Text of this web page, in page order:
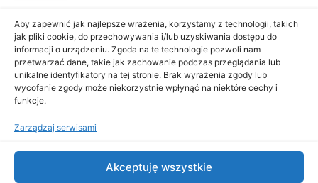
Aby zapewnić jak najlepsze wrażenia, korzystamy z technologii, takich
jak pliki cookie, do przechowywania i/lub uzyskiwania dostępu do
informacji o urządzeniu. Zgoda na te technologie pozwoli nam
przetwarzać dane, takie jak zachowanie podczas przeglądania lub
unikalne identyfikatory na tej stronie. Brak wyrażenia zgody lub
wycofanie zgody może niekorzystnie wpłynąć na niektóre cechy i
funkcje.
Zarządzaj serwisami
Akceptuję wszystkie